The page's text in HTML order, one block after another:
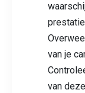
van je
van